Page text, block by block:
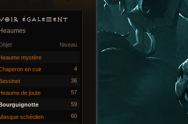
ÉGALEMENT
Heaumes
Niveau
mystère
en cuir
4
Bassinet 36
Heaume de joute 57
Bourguignotte 59
schéolien 60